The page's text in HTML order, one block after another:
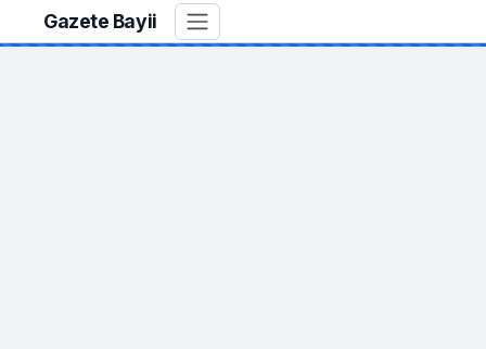
Gazete Bayii